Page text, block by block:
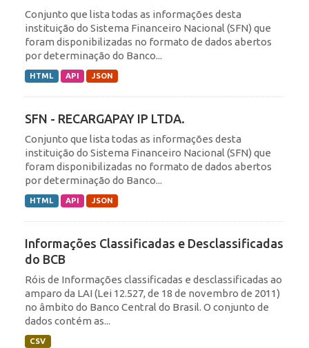
Conjunto que lista todas as informações desta
instituição do Sistema Financeiro Nacional (SFN) que
foram disponibilizadas no formato de dados abertos
por determinação do Banco...
HTML API JSON
SFN - RECARGAPAY IP LTDA.
Conjunto que lista todas as informações desta
instituição do Sistema Financeiro Nacional (SFN) que
foram disponibilizadas no formato de dados abertos
por determinação do Banco...
HTML API JSON
Informações Classificadas e Desclassificadas
do BCB
Róis de Informações classificadas e desclassificadas ao
amparo da LAI (Lei 12.527, de 18 de novembro de 2011)
no âmbito do Banco Central do Brasil. O conjunto de
dados contém as...
CSV